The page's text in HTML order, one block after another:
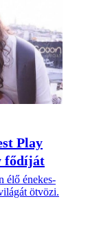
Play
fődíját
élő énekes-
ötvözi.